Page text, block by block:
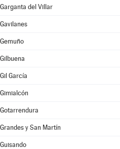
Garganta del Villar
Gavilanes
Gemuño
Gilbuena
Gil García
Gimialcón
Gotarrendura
Grandes y San Martín
Guisando